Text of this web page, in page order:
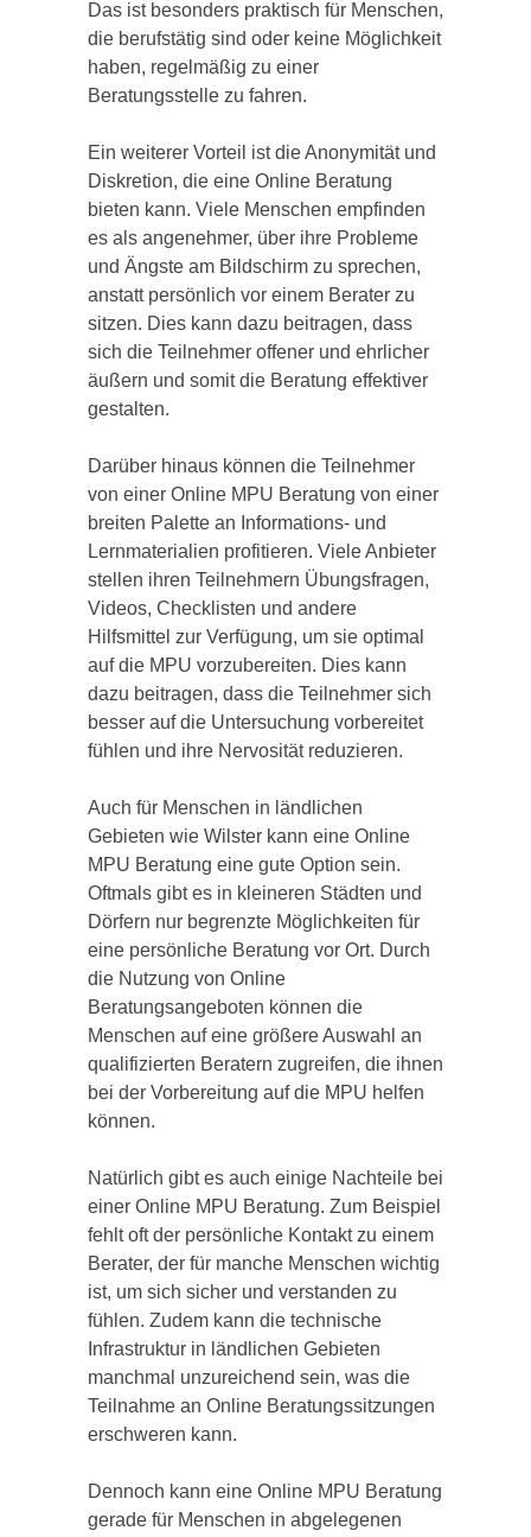
Das ist besonders praktisch für Menschen,
die berufstätig sind oder keine Möglichkeit
haben, regelmäßig zu einer
Beratungsstelle zu fahren.
Ein weiterer Vorteil ist die Anonymität und
Diskretion, die eine Online Beratung
bieten kann. Viele Menschen empfinden
es als angenehmer, über ihre Probleme
und Ängste am Bildschirm zu sprechen,
anstatt persönlich vor einem Berater zu
sitzen. Dies kann dazu beitragen, dass
sich die Teilnehmer offener und ehrlicher
äußern und somit die Beratung effektiver
gestalten.
Darüber hinaus können die Teilnehmer
von einer Online MPU Beratung von einer
breiten Palette an Informations- und
Lernmaterialien profitieren. Viele Anbieter
stellen ihren Teilnehmern Übungsfragen,
Videos, Checklisten und andere
Hilfsmittel zur Verfügung, um sie optimal
auf die MPU vorzubereiten. Dies kann
dazu beitragen, dass die Teilnehmer sich
besser auf die Untersuchung vorbereitet
fühlen und ihre Nervosität reduzieren.
Auch für Menschen in ländlichen
Gebieten wie Wilster kann eine Online
MPU Beratung eine gute Option sein.
Oftmals gibt es in kleineren Städten und
Dörfern nur begrenzte Möglichkeiten für
eine persönliche Beratung vor Ort. Durch
die Nutzung von Online
Beratungsangeboten können die
Menschen auf eine größere Auswahl an
qualifizierten Beratern zugreifen, die ihnen
bei der Vorbereitung auf die MPU helfen
können.
Natürlich gibt es auch einige Nachteile bei
einer Online MPU Beratung. Zum Beispiel
fehlt oft der persönliche Kontakt zu einem
Berater, der für manche Menschen wichtig
ist, um sich sicher und verstanden zu
fühlen. Zudem kann die technische
Infrastruktur in ländlichen Gebieten
manchmal unzureichend sein, was die
Teilnahme an Online Beratungssitzungen
erschweren kann.
Dennoch kann eine Online MPU Beratung
gerade für Menschen in abgelegenen